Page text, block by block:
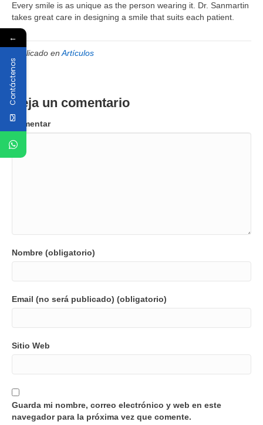
Every smile is as unique as the person wearing it. Dr. Sanmartin
takes great care in designing a smile that suits each patient.
Publicado en Artículos
Deja un comentario
Comentar
Nombre (obligatorio)
Email (no será publicado) (obligatorio)
Sitio Web
Guarda mi nombre, correo electrónico y web en este
navegador para la próxima vez que comente.
←
Contáctenos